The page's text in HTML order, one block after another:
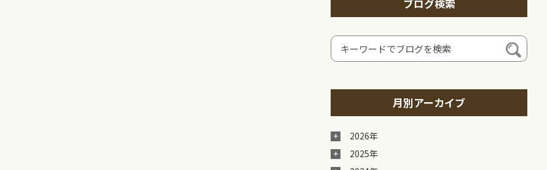
ブログ検索
月別アーカイブ
2026年
2025年